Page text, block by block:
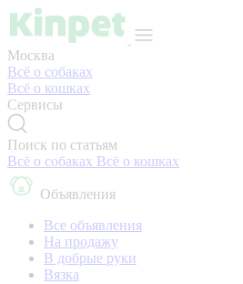
Москва
Всё о собаках
Всё о кошках
Сервисы
Поиск по статьям
Всё о собаках Всё о кошках
Объявления
Все объявления
На продажу
В добрые руки
Вязка